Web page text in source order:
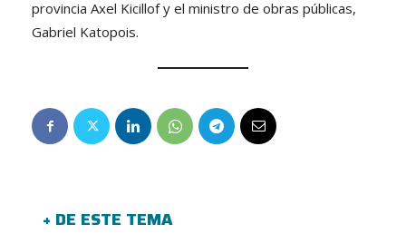
provincia Axel Kicillof y el ministro de obras públicas,
Gabriel Katopois.
+ DE ESTE TEMA